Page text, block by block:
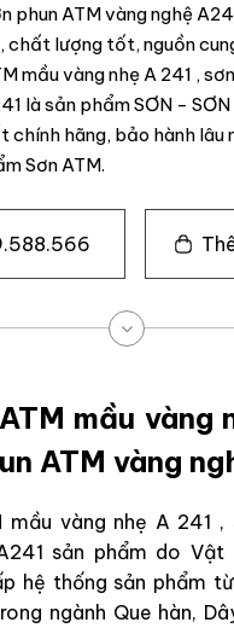
phun ATM vàng nghệ
chất lượng tốt, nguồn
mầu vàng nhẹ A 241 ,
là sản phẩm SƠN - SƠN
chính hãng, bảo hành lâu
Sơn ATM.
mầu vàng
ATM vàng
mầu vàng nhẹ A 241 ,
sản phẩm do Vật
hệ thống sản phẩm
ngành Que hàn,